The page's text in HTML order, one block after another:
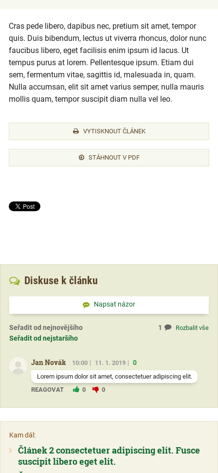
Cras pede libero, dapibus nec, pretium sit amet, tempor
quis. Duis bibendum, lectus ut viverra rhoncus, dolor nunc
faucibus libero, eget facilisis enim ipsum id lacus. Ut
tempus purus at lorem. Pellentesque ipsum. Etiam dui
sem, fermentum vitae, sagittis id, malesuada in, quam.
Nulla accumsan, elit sit amet varius semper, nulla mauris
mollis quam, tempor suscipit diam nulla vel leo.
VYTISKNOUT ČLÁNEK
STÁHNOUT V PDF
Diskuse k článku
Napsat názor
Seřadit od nejnovějšího
Seřadit od nejstaršího
1 Rozbalit vše
Jan Novák 10:00 11. 1. 2019 0
Lorem ipsum dolor sit amet, consectetuer adipiscing elit.
REAGOVAT
0 0
Kam dál:
Článek 2 consectetuer adipiscing elit. Fusce
suscipit libero eget elit.